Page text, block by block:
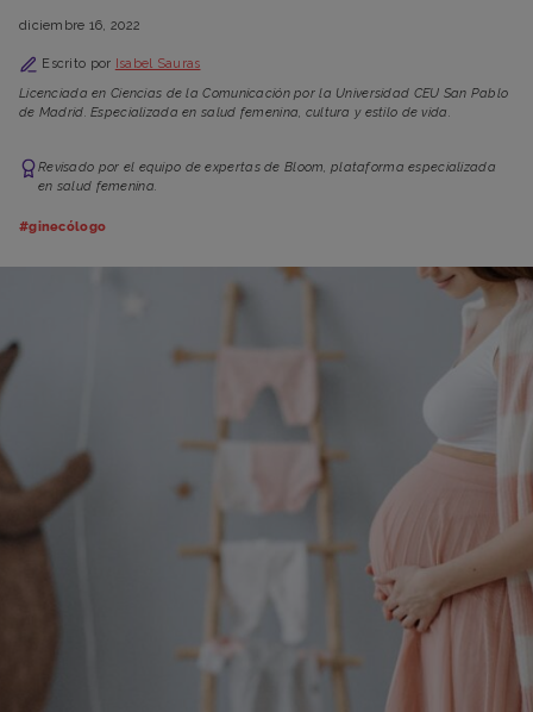
diciembre 16, 2022
Escrito por
Isabel Sauras
Licenciada en Ciencias de la Comunicación por la Universidad CEU San Pablo
de Madrid. Especializada en salud femenina, cultura y estilo de vida.
Revisado por el equipo de expertas de Bloom, plataforma especializada
en salud femenina.
#ginecólogo